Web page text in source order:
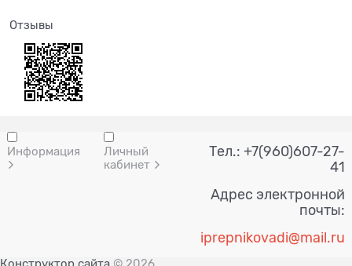
Отзывы
Информация
Личный
кабинет
Тел.: +7(960)607-27-
41
Адрес электронной
почты:
iprepnikovadi@mail.ru